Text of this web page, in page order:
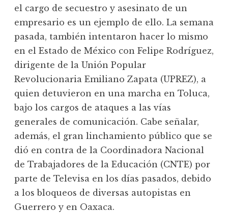
el cargo de secuestro y asesinato de un
empresario es un ejemplo de ello. La semana
pasada, también intentaron hacer lo mismo
en el Estado de México con Felipe Rodríguez,
dirigente de la Unión Popular
Revolucionaria Emiliano Zapata (UPREZ), a
quien detuvieron en una marcha en Toluca,
bajo los cargos de ataques a las vías
generales de comunicación. Cabe señalar,
además, el gran linchamiento público que se
dió en contra de la Coordinadora Nacional
de Trabajadores de la Educación (CNTE) por
parte de Televisa en los días pasados, debido
a los bloqueos de diversas autopistas en
Guerrero y en Oaxaca.